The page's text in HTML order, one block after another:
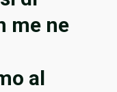
me ne
al